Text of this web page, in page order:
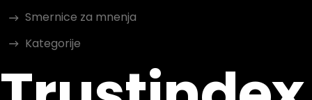
Smernice za mnenja
Kategorije